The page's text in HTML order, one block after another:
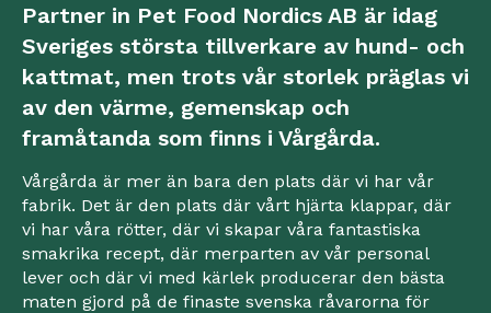
Partner in Pet Food Nordics AB är idag
Sveriges största tillverkare av hund- och
kattmat, men trots vår storlek präglas vi
av den värme, gemenskap och
framåtanda som finns i Vårgårda.
Vårgårda är mer än bara den plats där vi har vår
fabrik. Det är den plats där vårt hjärta klappar, där
vi har våra rötter, där vi skapar våra fantastiska
smakrika recept, där merparten av vår personal
lever och där vi med kärlek producerar den bästa
maten gjord på de finaste svenska råvarorna för